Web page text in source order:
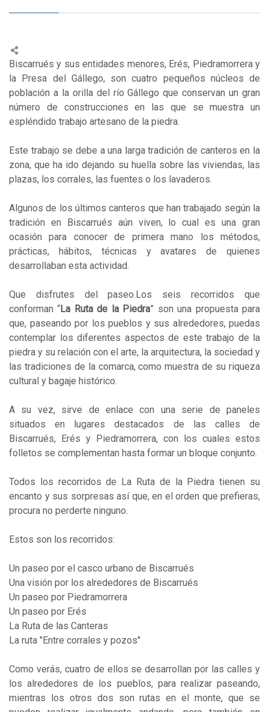
Biscarrués y sus entidades menores, Erés, Piedramorrera y
la Presa del Gállego, son cuatro pequeños núcleos de
población a la orilla del río Gállego que conservan un gran
número de construcciones en las que se muestra un
espléndido trabajo artesano de la piedra.
Este trabajo se debe a una larga tradición de canteros en la
zona, que ha ido dejando su huella sobre las viviendas, las
plazas, los corrales, las fuentes o los lavaderos.
Algunos de los últimos canteros que han trabajado según la
tradición en Biscarrués aún viven, lo cual es una gran
ocasión para conocer de primera mano los métodos,
prácticas, hábitos, técnicas y avatares de quienes
desarrollaban esta actividad.
Que disfrutes del paseo.Los seis recorridos que
conforman “La Ruta de la Piedra” son una propuesta para
que, paseando por los pueblos y sus alrededores, puedas
contemplar los diferentes aspectos de este trabajo de la
piedra y su relación con el arte, la arquitectura, la sociedad y
las tradiciones de la comarca, como muestra de su riqueza
cultural y bagaje histórico.
A su vez, sirve de enlace con una serie de paneles
situados en lugares destacados de las calles de
Biscarrués, Erés y Piedramorrera, con los cuales estos
folletos se complementan hasta formar un bloque conjunto.
Todos los recorridos de La Ruta de la Piedra tienen su
encanto y sus sorpresas así que, en el orden que prefieras,
procura no perderte ninguno.
Estos son los recorridos:
Un paseo por el casco urbano de Biscarrués
Una visión por los alrededores de Biscarrués
Un paseo por Piedramorrera
Un paseo por Erés
La Ruta de las Canteras
La ruta "Entre corrales y pozos"
Como verás, cuatro de ellos se desarrollan por las calles y
los alrededores de los pueblos, para realizar paseando,
mientras los otros dos son rutas en el monte, que se